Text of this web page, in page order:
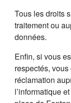
Tous les droits
traitement ou
données.
Enfin, si vous
respectés,
réclamation
l’informatique